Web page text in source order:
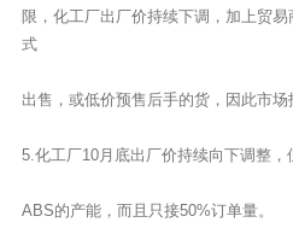
限，化工厂出厂价持续下调，加上贸
式
出售，或低价预售后手的货，因此市场
5.化工厂10月底出厂价持续向下调整
ABS的产能，而且只接50%订单量。